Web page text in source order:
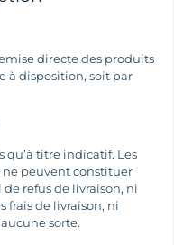
directe des produits
à disposition, soit par
qu’à titre indicatif. Les
ne peuvent constituer
refus de livraison, ni
frais de livraison, ni
sorte.